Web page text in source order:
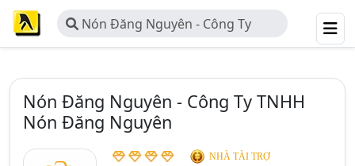
Nón Đăng Nguyên - Công Ty
TNHH Nón Đăng Nguyên
Nón Đăng Nguyên - Công Ty TNHH
Nón Đăng Nguyên
NHÀ TÀI TRỢ